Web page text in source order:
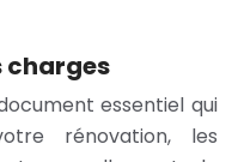
charges
essentiel qui
rénovation, les